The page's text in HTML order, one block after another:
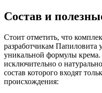
Состав и
Стоит отметить, что
разработчикам Папиловита
уникальной формулы
исключительно о
состав которого входят
происхождения: